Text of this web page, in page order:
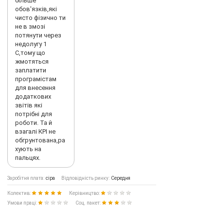
обов'язків,які
чисто фізично ти
не в змозі
потянути через
недолугу 1
С,тому що
жмотяться
заплатити
програмістам
для внесення
додаткових
звітів які
потрібні для
роботи. Та й
взагалі КРІ не
обгрунтована,ра
хують на
пальцях.
Заробітня плата: сіра Відповідність ринку: Середня
Колектив:
Керівництво:
Умови праці:
Соц. пакет: